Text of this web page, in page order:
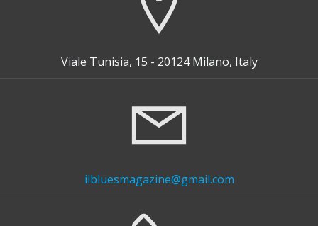
Viale Tunisia, 15 - 20124 Milano, Italy
ilbluesmagazine@gmail.com